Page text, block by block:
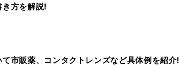
方を解説!
市販薬、コンタクトレンズなど具体例を紹介!